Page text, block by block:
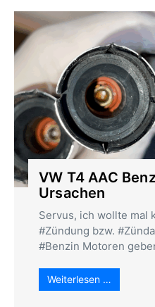
VW T4 AAC
Ursachen
Servus, ich wollte mal
#Zündung bzw.
#Benzin Motoren
Weiterlesen …